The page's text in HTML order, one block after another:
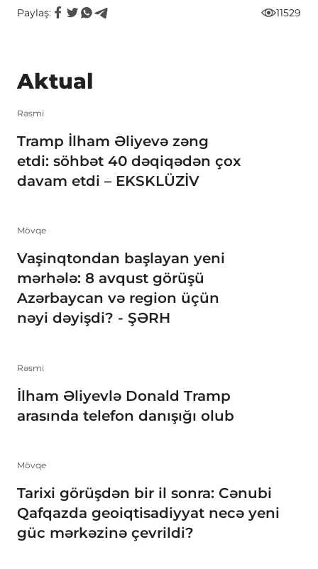
Paylaş: 11529
Aktual
Rəsmi
Tramp İlham Əliyevə zəng
etdi: söhbət 40 dəqiqədən çox
davam etdi – EKSKLÜZİV
Mövqe
Vaşinqtondan başlayan yeni
mərhələ: 8 avqust görüşü
Azərbaycan və region üçün
nəyi dəyişdi? - ŞƏRH
Rəsmi
İlham Əliyevlə Donald Tramp
arasında telefon danışığı olub
Mövqe
Tarixi görüşdən bir il sonra: Cənubi
Qafqazda geoiqtisadiyyat necə yeni
güc mərkəzinə çevrildi?